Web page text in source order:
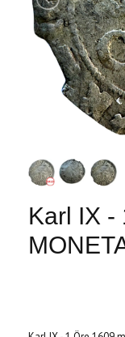
Karl IX -